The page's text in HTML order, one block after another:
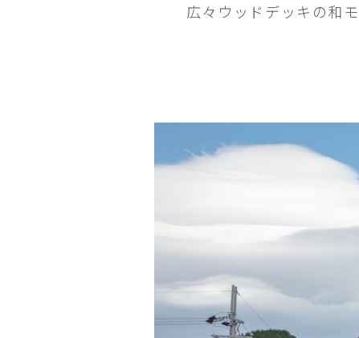
広々ウッドデッキの和